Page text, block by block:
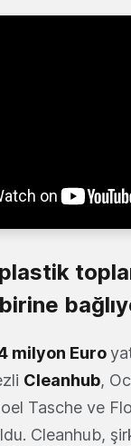
milyon Euro
Cleanhub,
Tasche ve
Cleanhub,